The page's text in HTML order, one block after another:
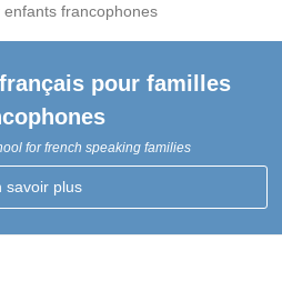
francophones
pour familles
for french speaking families
savoir plus